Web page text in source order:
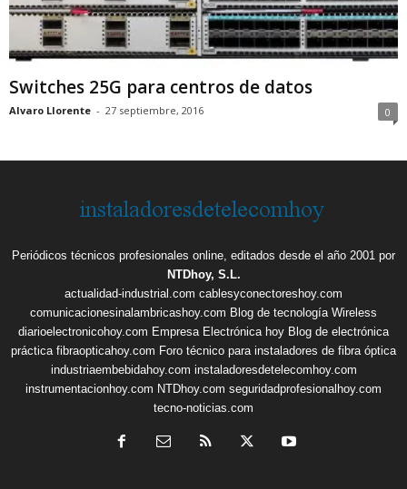
Switches 25G para centros de datos
Alvaro Llorente - 27 septiembre, 2016 0
Periódicos técnicos profesionales online, editados desde el año 2001 por
NTDhoy, S.L.
actualidad-industrial.com cablesyconectoreshoy.com
comunicacionesinalambricashoy.com Blog de tecnología Wireless
diarioelectronicohoy.com Empresa Electrónica hoy Blog de electrónica
práctica fibraopticahoy.com Foro técnico para instaladores de fibra óptica
industriaembebidahoy.com instaladoresdetelecomhoy.com
instrumentacionhoy.com NTDhoy.com seguridadprofesionalhoy.com
tecno-noticias.com